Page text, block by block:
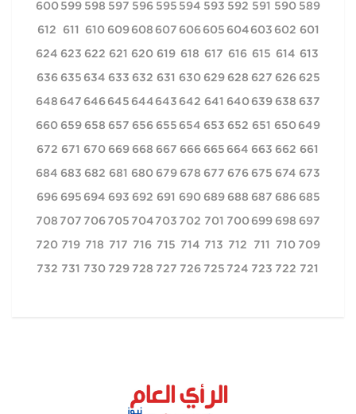
589
590
591
592
593
594
595
596
597
598
599
600
601
602
603
604
605
606
607
608
609
610
611
612
613
614
615
616
617
618
619
620
621
622
623
624
625
626
627
628
629
630
631
632
633
634
635
636
637
638
639
640
641
642
643
644
645
646
647
648
649
650
651
652
653
654
655
656
657
658
659
660
661
662
663
664
665
666
667
668
669
670
671
672
673
674
675
676
677
678
679
680
681
682
683
684
685
686
687
688
689
690
691
692
693
694
695
696
697
698
699
700
701
702
703
704
705
706
707
708
709
710
711
712
713
714
715
716
717
718
719
720
721
722
723
724
725
726
727
728
729
730
731
732